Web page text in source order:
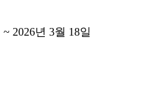
~ 2026년 3월 18일